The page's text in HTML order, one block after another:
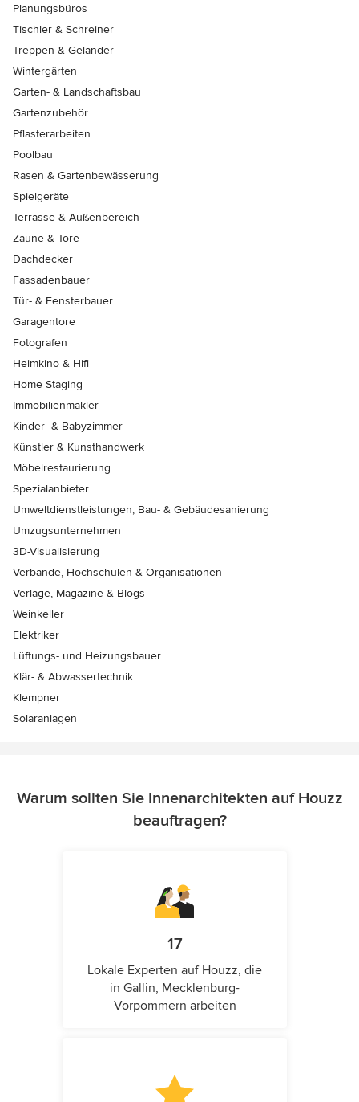
Planungsbüros
Tischler & Schreiner
Treppen & Geländer
Wintergärten
Garten- & Landschaftsbau
Gartenzubehör
Pflasterarbeiten
Poolbau
Rasen & Gartenbewässerung
Spielgeräte
Terrasse & Außenbereich
Zäune & Tore
Dachdecker
Fassadenbauer
Tür- & Fensterbauer
Garagentore
Fotografen
Heimkino & Hifi
Home Staging
Immobilienmakler
Kinder- & Babyzimmer
Künstler & Kunsthandwerk
Möbelrestaurierung
Spezialanbieter
Umweltdienstleistungen, Bau- & Gebäudesanierung
Umzugsunternehmen
3D-Visualisierung
Verbände, Hochschulen & Organisationen
Verlage, Magazine & Blogs
Weinkeller
Elektriker
Lüftungs- und Heizungsbauer
Klär- & Abwassertechnik
Klempner
Solaranlagen
Warum sollten Sie Innenarchitekten auf Houzz
beauftragen?
17
Lokale Experten auf Houzz, die
in Gallin, Mecklenburg-
Vorpommern arbeiten